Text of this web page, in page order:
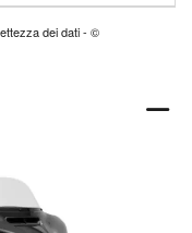
dei dati - ©